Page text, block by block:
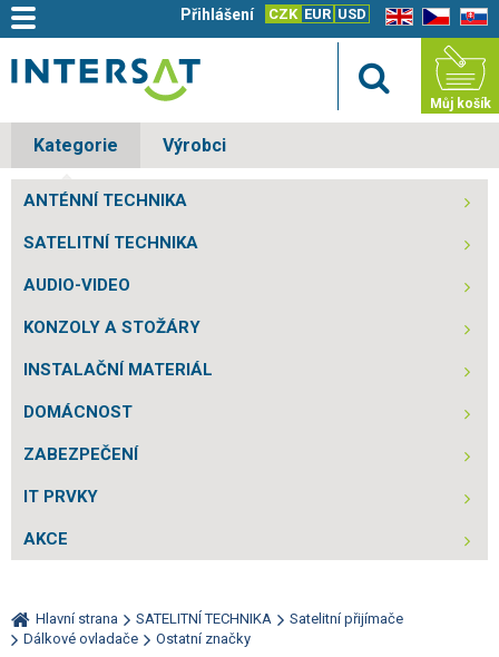
EN CZ SK
CZK EUR USD
Přihlášení
Můj košík
Kategorie Výrobci
ANTÉNNÍ TECHNIKA
SATELITNÍ TECHNIKA
AUDIO-VIDEO
KONZOLY A STOŽÁRY
INSTALAČNÍ MATERIÁL
DOMÁCNOST
ZABEZPEČENÍ
IT PRVKY
AKCE
Hlavní strana SATELITNÍ TECHNIKA
Satelitní přijímače
Dálkové ovladače
Ostatní značky